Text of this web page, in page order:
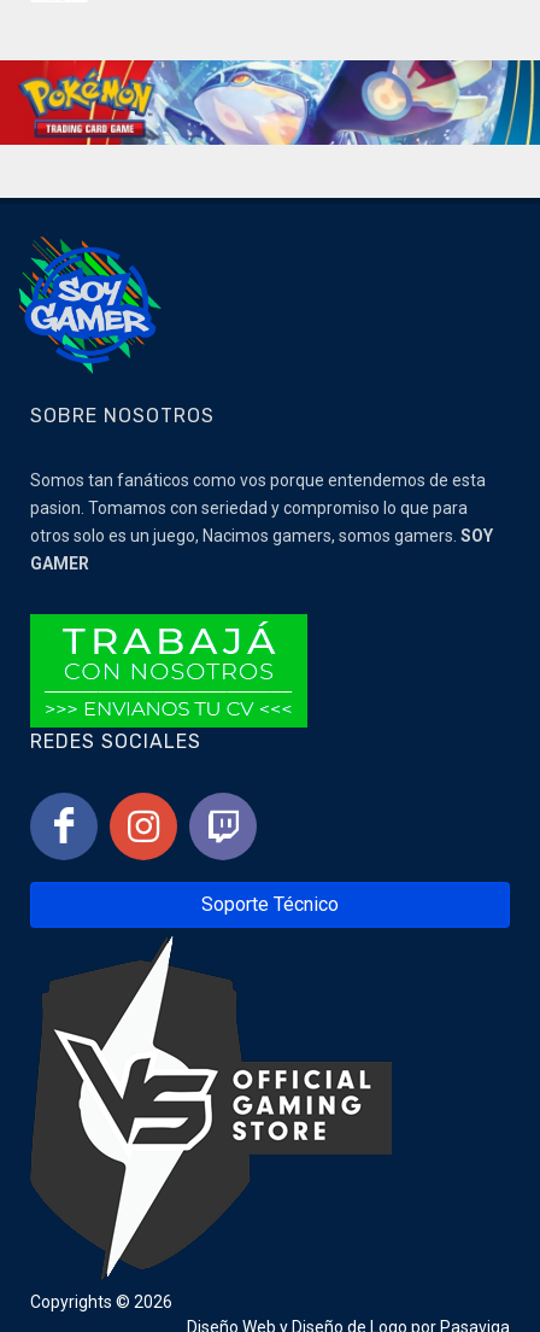
SOBRE NOSOTROS
Somos tan fanáticos como vos porque entendemos de esta
pasion. Tomamos con seriedad y compromiso lo que para
otros solo es un juego, Nacimos gamers, somos gamers. SOY
GAMER
REDES SOCIALES
Soporte Técnico
Copyrights © 2026
Diseño Web y Diseño de Logo por Pasaviga